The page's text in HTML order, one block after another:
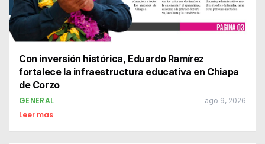
Con inversión histórica, Eduardo Ramírez
fortalece la infraestructura educativa en Chiapa
de Corzo
GENERAL ago 9, 2026
Leer mas